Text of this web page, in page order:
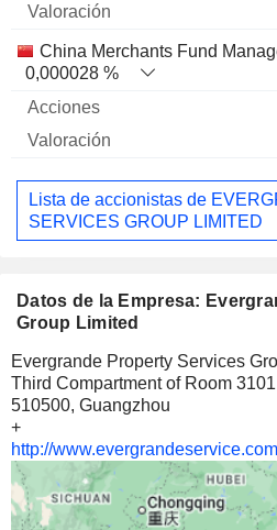
China Merchants Fund
0,000028 %
Lista de accionistas de
SERVICES GROUP LIMITED
Datos de la Empresa:
Group Limited
Evergrande Property Services
Third Compartment of Room 3101
510500, Guangzhou
+
http://www.evergrandeservice.com